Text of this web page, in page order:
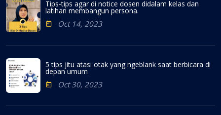
Tips-tips agar di notice dosen didalam kelas dan
latihan membangun persona.
Oct 14, 2023
5 tips jitu atasi otak yang ngeblank saat berbicara di
depan umum
Oct 30, 2023